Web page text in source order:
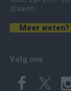
draaien.
Meer weten?
Volg ons